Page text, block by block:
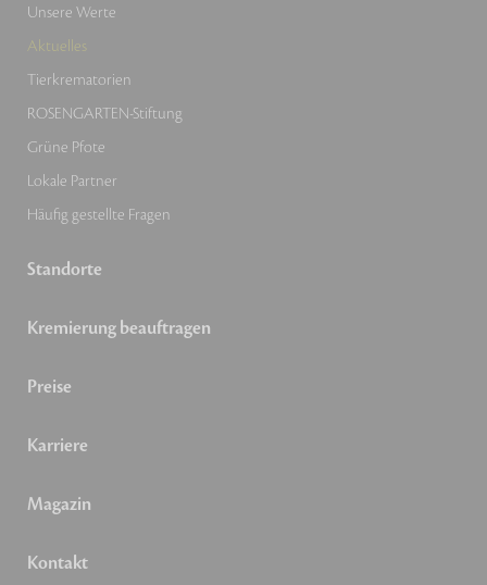
Unsere Werte
Aktuelles
Tierkrematorien
ROSENGARTEN-Stiftung
Grüne Pfote
Lokale Partner
Häufig gestellte Fragen
Standorte
Kremierung beauftragen
Preise
Karriere
Magazin
Kontakt